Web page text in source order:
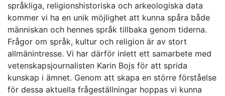
språkliga, religionshistoriska och arkeologiska data
kommer vi ha en unik möjlighet att kunna spåra både
människan och hennes språk tillbaka genom tiderna.
Frågor om språk, kultur och religion är av stort
allmänintresse. Vi har därför inlett ett samarbete med
vetenskapsjournalisten Karin Bojs för att sprida
kunskap i ämnet. Genom att skapa en större förståelse
för dessa aktuella frågeställningar hoppas vi kunna